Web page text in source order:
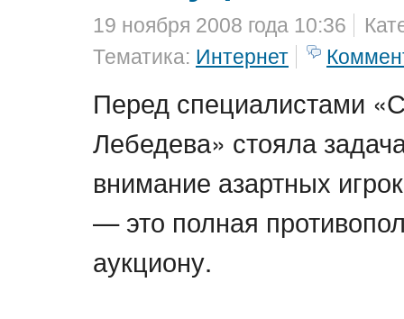
19 ноября 2008 года 10:36
Тематика: Интернет
Перед специалистами
Лебедева» стояла
внимание азартных
— это полная
аукциону.